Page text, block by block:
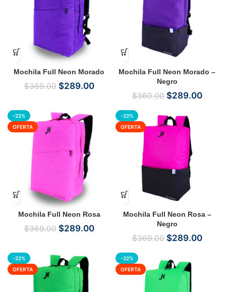
Mochila Full Neon Morado
$369.00 $289.00
Mochila Full Neon Morado –
Negro
$369.00 $289.00
-22%
OFERTA
Mochila Full Neon Rosa
$369.00 $289.00
-22%
OFERTA
Mochila Full Neon Rosa –
Negro
$369.00 $289.00
-22%
OFERTA
-22%
OFERTA